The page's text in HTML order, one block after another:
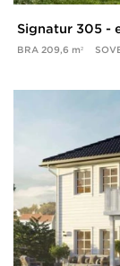
Signatur 305 -
BRA 209,6 m²